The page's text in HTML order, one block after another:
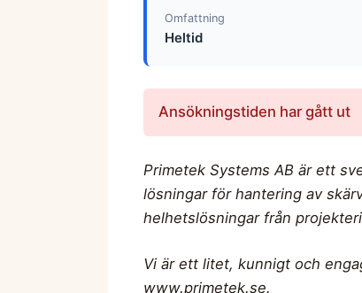
Omfattning
Heltid
Ansökningstiden har gått ut
Primetek Systems AB är ett
lösningar för hantering av
helhetslösningar från
Vi är ett litet, kunnigt och
www.primetek.se.